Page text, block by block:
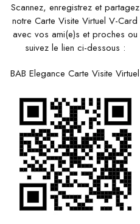
Scannez, enregistrez et partagez
notre Carte Visite Virtuel V-Card
avec vos ami(e)s et proches ou
suivez le lien ci-dessous :
BAB Elegance Carte Visite Virtuel